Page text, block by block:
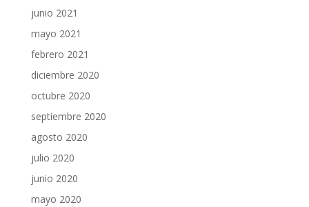
junio 2021
mayo 2021
febrero 2021
diciembre 2020
octubre 2020
septiembre 2020
agosto 2020
julio 2020
junio 2020
mayo 2020